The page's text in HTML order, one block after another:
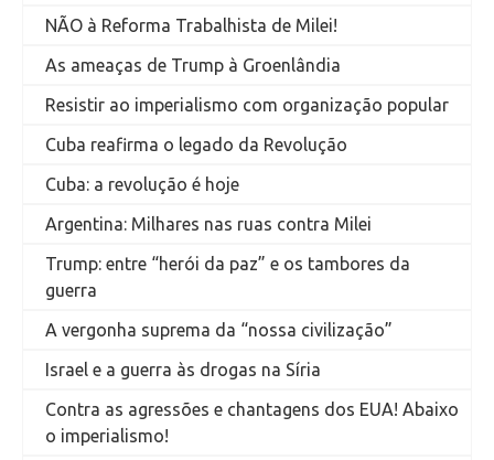
NÃO à Reforma Trabalhista de Milei!
As ameaças de Trump à Groenlândia
Resistir ao imperialismo com organização popular
Cuba reafirma o legado da Revolução
Cuba: a revolução é hoje
Argentina: Milhares nas ruas contra Milei
Trump: entre “herói da paz” e os tambores da
guerra
A vergonha suprema da “nossa civilização”
Israel e a guerra às drogas na Síria
Contra as agressões e chantagens dos EUA! Abaixo
o imperialismo!